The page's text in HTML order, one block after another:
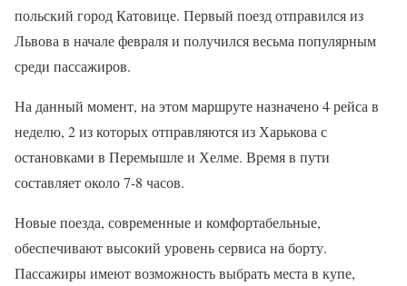
польский город Катовице. Первый поезд отправился из
Львова в начале февраля и получился весьма популярным
среди пассажиров.
На данный момент, на этом маршруте назначено 4 рейса в
неделю, 2 из которых отправляются из Харькова с
остановками в Перемышле и Хелме. Время в пути
составляет около 7-8 часов.
Новые поезда, современные и комфортабельные,
обеспечивают высокий уровень сервиса на борту.
Пассажиры имеют возможность выбрать места в купе,